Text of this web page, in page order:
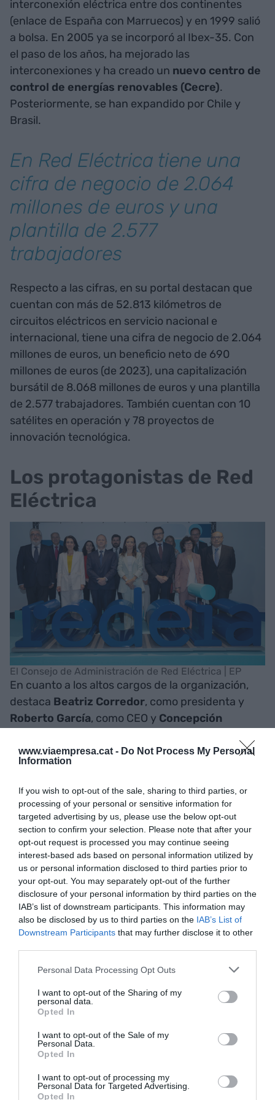
www.viaempresa.cat - Do Not Process My Personal
Information
If you wish to opt-out of the sale, sharing to third parties, or
processing of your personal or sensitive information for
targeted advertising by us, please use the below opt-out
section to confirm your selection. Please note that after your
opt-out request is processed you may continue seeing
interest-based ads based on personal information utilized by
us or personal information disclosed to third parties prior to
your opt-out. You may separately opt-out of the further
disclosure of your personal information by third parties on the
IAB’s list of downstream participants. This information may
also be disclosed by us to third parties on the IAB’s List of
Downstream Participants that may further disclose it to other
Personal Data Processing Opt Outs
I want to opt-out of the Sharing of my
personal data.
Opted In
I want to opt-out of the Sale of my
Personal Data.
Opted In
I want to opt-out of processing my
Personal Data for Targeted Advertising.
Opted In
interconexión eléctrica entre dos continentes
(enlace de España con Marruecos) y en 1999 salió
a bolsa. En 2005 ya se incorporó al Ibex-35. Con
el paso de los años, ha mejorado las
interconexiones y ha creado un nuevo centro de
control de energías renovables (Cecre).
Posteriormente, se han expandido por Chile y
Brasil.
En Red Eléctrica tiene una
cifra de negocio de 2.064
millones de euros y una
plantilla de 2.577
trabajadores
Respecto a las cifras, en su portal destacan que
cuentan con más de 52.813 kilómetros de
circuitos eléctricos en servicio nacional e
internacional, tiene una cifra de negocio de 2.064
millones de euros, un beneficio neto de 690
millones de euros (de 2023), una capitalización
bursátil de 8.068 millones de euros y una plantilla
de 2.577 trabajadores. También cuentan con 10
satélites en operación y 78 proyectos de
innovación tecnológica.
Los protagonistas de Red
Eléctrica
El Consejo de Administración de Red Eléctrica | EP
En cuanto a los altos cargos de la organización,
destaca Beatriz Corredor, como presidenta y
Roberto García, como CEO y Concepción
Ángel Mahoucomo director general de
Transporte.
SI QUIERES SABER MÁS
Con o sin luz, la economía responde
Beatriz Corredor Sierra
como presidenta desde febrero de 2020, cargo
para el cual fue reelegida en junio de 2024 por un
período de cuatro años más. Es licenciada en
Derecho por la Universidad Autónoma de Madrid y
registradora de la propiedad desde 1993. En el
ámbito político, fue ministra de Vivienda entre
2008 y 2010 durante el gobierno de